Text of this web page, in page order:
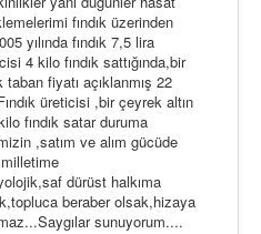
fındık üzerinden
yılında fındık 7,5 lira
4 kilo fındık sattığında,bir
fiyatı açıklanmış 22
üreticisi ,bir çeyrek altın
fındık satar duruma
,satım ve alım gücüde
dürüst halkıma
beraber olsak,hizaya
sunuyorum....